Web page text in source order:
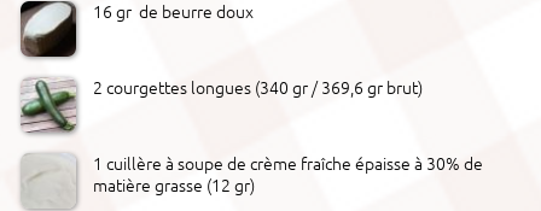
16 gr de beurre doux
2 courgettes longues (340 gr / 369,6 gr brut)
1 cuillère à soupe de crème fraîche épaisse à 30% de
matière grasse (12 gr)